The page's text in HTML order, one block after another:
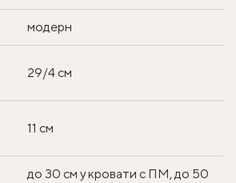
модерн
29/4 см
11 см
до 30 см у кровати с ПМ, до 50